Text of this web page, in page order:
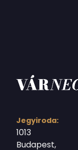
Jegyiroda:
1013
Budapest,